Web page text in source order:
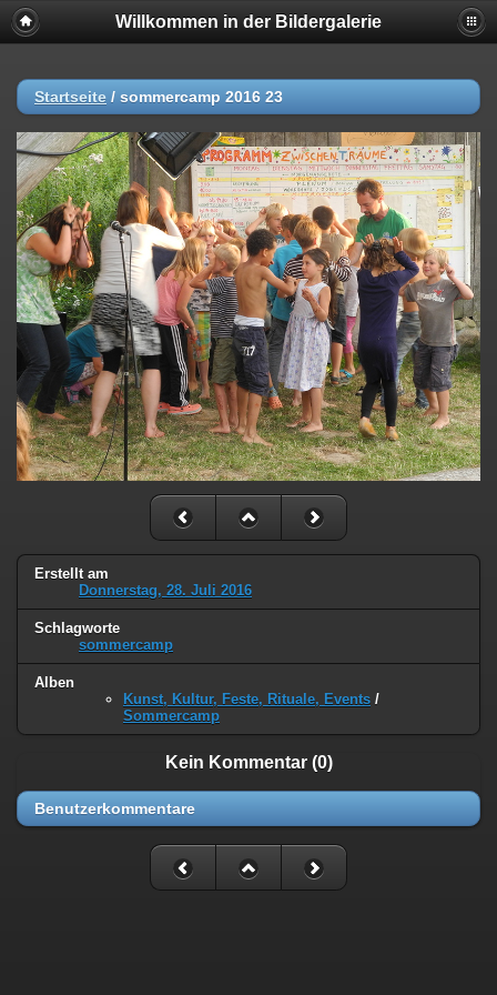
Willkommen in der Bildergalerie
Startseite / sommercamp 2016 23
Erstellt am
Donnerstag, 28. Juli 2016
Schlagworte
sommercamp
Alben
Kunst, Kultur, Feste, Rituale, Events /
Sommercamp
Kein Kommentar (0)
Benutzerkommentare